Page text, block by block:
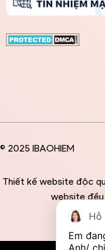
© 2025 IBAOHIEM
Thiết kế website độc
website
Em
Anh/